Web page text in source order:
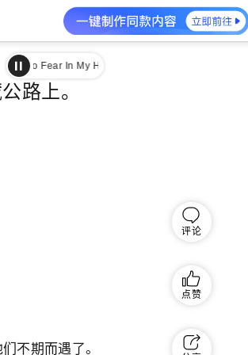
朴树|http://imgcache.qq.com/music/photo/
路上。
不期而遇了。
评论
点赞